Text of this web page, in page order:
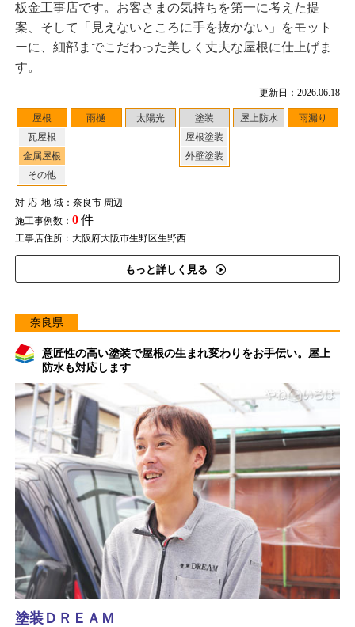
更新日：2026.06.18
屋根
瓦屋根
金属屋根
その他
雨樋 太陽光
塗装
屋根塗装
外壁塗装
屋上防水 雨漏り
対応地域：奈良市 周辺
施工事例数： 0件
工事店住所：大阪府大阪市生野区生野西
もっと詳しく見る
板金工事店です。お客さまの気持ちを第一に考えた提
案、そして「見えないところに手を抜かない」をモット
ーに、細部までこだわった美しく丈夫な屋根に仕上げま
す。
奈良県
意匠性の高い塗装で屋根の生まれ変わりをお手伝い。屋上
防水も対応します
塗装ＤＲＥＡＭ